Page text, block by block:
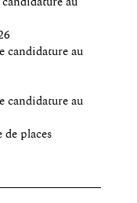
candidature au
candidature au
candidature au
de places